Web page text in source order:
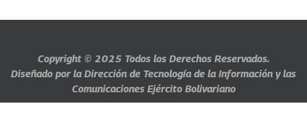
Copyright © 2025 Todos los Derechos Reservados.
Diseñado por la Dirección de Tecnología de la Información y las
Comunicaciones Ejército Bolivariano